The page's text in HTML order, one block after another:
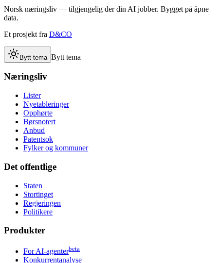
Norsk næringsliv — tilgjengelig der din AI jobber. Bygget på åpne
data.
Et prosjekt fra D&CO
Bytt tema Bytt tema
Næringsliv
Lister
Nyetableringer
Opphørte
Børsnotert
Anbud
Patentsok
Fylker og kommuner
Det offentlige
Staten
Stortinget
Regjeringen
Politikere
Produkter
For AI-agenterbeta
Konkurrentanalyse